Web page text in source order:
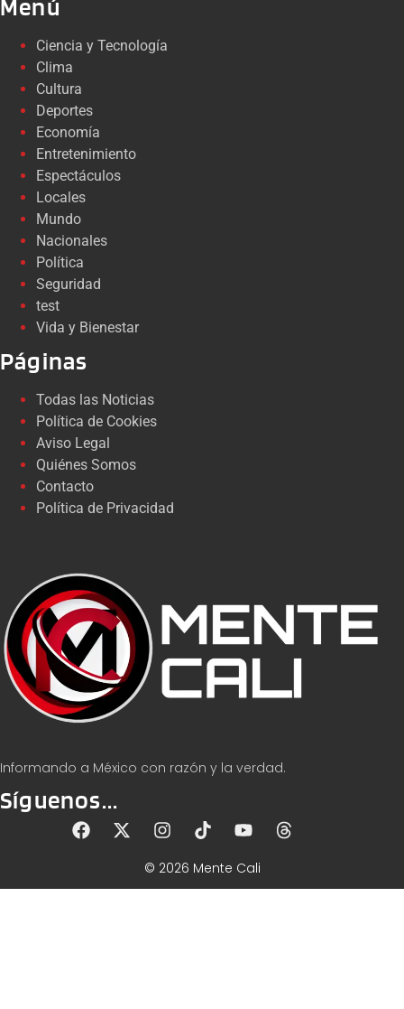
Informando a México con razón y la verdad.
Síguenos...
Menú
Ciencia y Tecnología
Clima
Cultura
Deportes
Economía
Entretenimiento
Espectáculos
Locales
Mundo
Nacionales
Política
Seguridad
test
Vida y Bienestar
Páginas
Todas las Noticias
Política de Cookies
Aviso Legal
Quiénes Somos
Contacto
Política de Privacidad
© 2026 Mente Cali